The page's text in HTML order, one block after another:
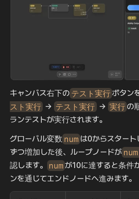
キャンバス右下の テスト実行ボタン
スト実行 → テスト実行 → 実行 の
ランテストが実行されます。
グローバル変数 num は0からスタート
ずつ増加した後、ループノードが
認します。
numが10に達すると条件
ンを通じてエンドノードへ進みます。